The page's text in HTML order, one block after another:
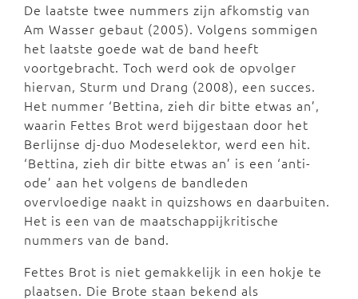
De laatste twee nummers zijn afkomstig van
Am Wasser gebaut (2005). Volgens sommigen
het laatste goede wat de band heeft
voortgebracht. Toch werd ook de opvolger
hiervan, Sturm und Drang (2008), een succes.
Het nummer ‘Bettina, zieh dir bitte etwas an’,
waarin Fettes Brot werd bijgestaan door het
Berlijnse dj-duo Modeselektor, werd een hit.
‘Bettina, zieh dir bitte etwas an’ is een ‘anti-
ode’ aan het volgens de bandleden
overvloedige naakt in quizshows en daarbuiten.
Het is een van de maatschappijkritische
nummers van de band.
Fettes Brot is niet gemakkelijk in een hokje te
plaatsen. Die Brote staan bekend als